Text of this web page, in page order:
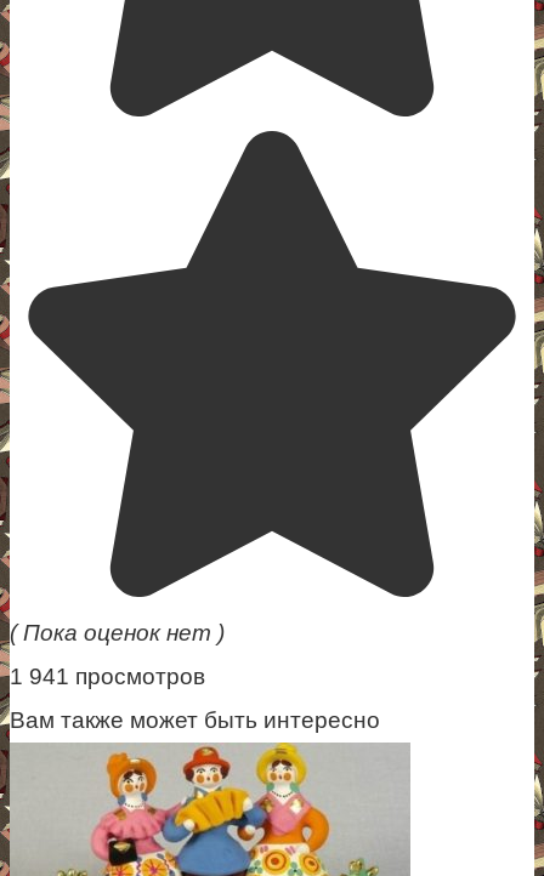
( Пока оценок нет )
1 941 просмотров
Вам также может быть интересно